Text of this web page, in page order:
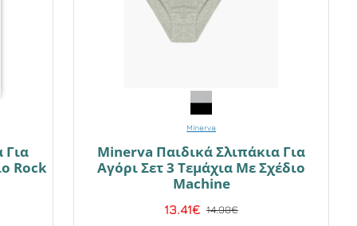
Για
Rock
Minerva
Minerva Παιδικά Σλιπάκια Για
Αγόρι Σετ 3 Τεμάχια Με Σχέδιο
Machine
13.41€ 14.90€